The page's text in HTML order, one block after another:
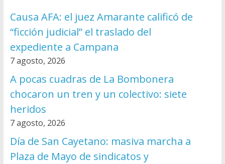
Causa AFA: el juez Amarante calificó de
“ficción judicial” el traslado del
expediente a Campana
7 agosto, 2026
A pocas cuadras de La Bombonera
chocaron un tren y un colectivo: siete
heridos
7 agosto, 2026
Día de San Cayetano: masiva marcha a
Plaza de Mayo de sindicatos y